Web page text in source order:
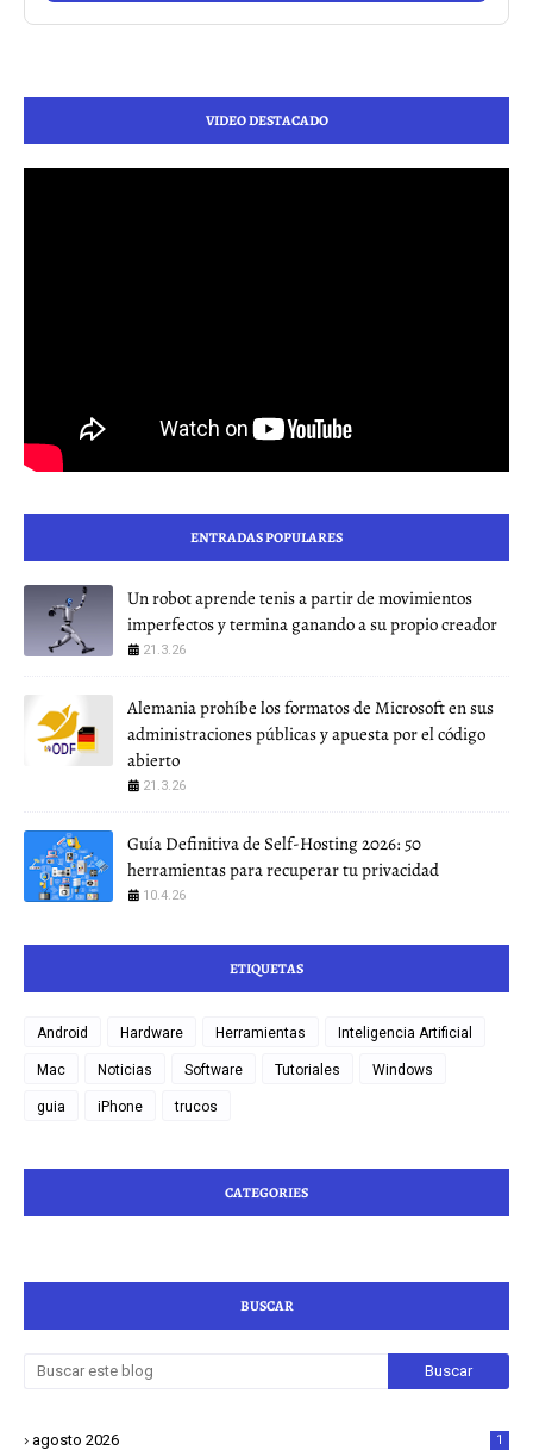
VIDEO DESTACADO
ENTRADAS POPULARES
Un robot aprende tenis a partir de movimientos
imperfectos y termina ganando a su propio creador
21.3.26
Alemania prohíbe los formatos de Microsoft en sus
administraciones públicas y apuesta por el código
abierto
21.3.26
Guía Definitiva de Self-Hosting 2026: 50
herramientas para recuperar tu privacidad
10.4.26
ETIQUETAS
Android Hardware Herramientas Inteligencia Artificial
Mac Noticias Software Tutoriales Windows
guia iPhone trucos
CATEGORIES
BUSCAR
agosto 2026 1